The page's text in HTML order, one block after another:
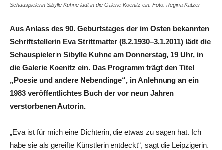
Schauspielerin Sibylle Kuhne lädt in die Galerie Koenitz ein. Foto: Regina Katzer
Aus Anlass des 90. Geburtstages der im Osten bekannten
Schriftstellerin Eva Strittmatter (8.2.1930–3.1.2011) lädt die
Schauspielerin Sibylle Kuhne am Donnerstag, 19 Uhr, in
die Galerie Koenitz ein. Das Programm trägt den Titel
„Poesie und andere Nebendinge“, in Anlehnung an ein
1983 veröffentlichtes Buch der vor neun Jahren
verstorbenen Autorin.
„Eva ist für mich eine Dichterin, die etwas zu sagen hat. Ich
habe sie als gereifte Künstlerin entdeckt“, sagt die Leipzigerin.